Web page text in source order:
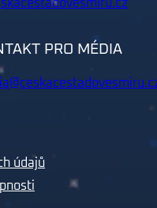
PRO MÉDIA
údajů